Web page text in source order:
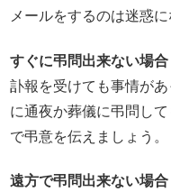
メールをするのは迷惑
すぐに弔問出来ない場合
訃報を受けても事情が
に通夜か葬儀に弔問し
で弔意を伝えましょう。
遠方で弔問出来ない場合